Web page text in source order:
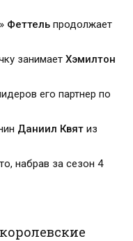
Феттель продолжает
занимает Хэмилтон
его партнер по
Даниил Квят из
набрав за сезон 4